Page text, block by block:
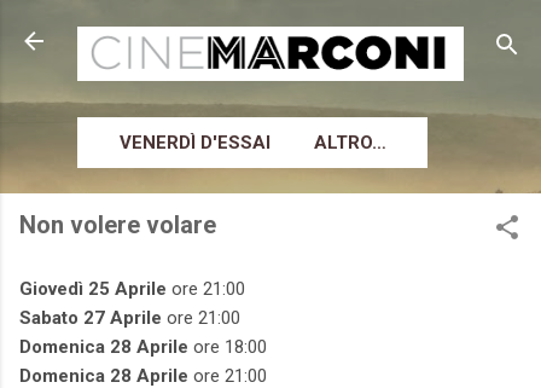
Passa ai contenuti principali
VENERDÌ D'ESSAI ALTRO…
Non volere volare
Giovedì 25 Aprile ore 21:00
Sabato 27 Aprile ore 21:00
Domenica 28 Aprile ore 18:00
Domenica 28 Aprile ore 21:00